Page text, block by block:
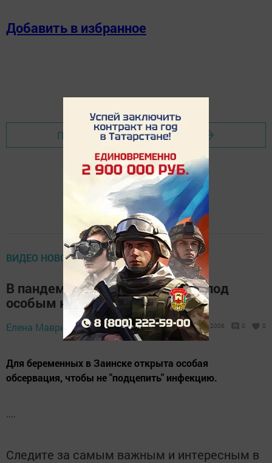
Добавить в избранное
Перейти на страницу новости
ВИДЕО НОВОСТИ (НОВОЕ)
В пандемию будущие мамочки под
особым контролем
Елена Маврина, 11 декабря 2020 - 15:46 2006 0 0
Для беременных в Заинске открыта особая
обсервация, чтобы не "подцепить" инфекцию.
....
Следите за самым важным и интересным в